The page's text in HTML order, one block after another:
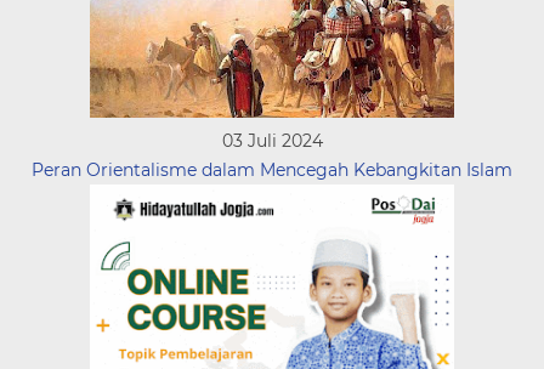
03 Juli 2024
Peran Orientalisme dalam Mencegah Kebangkitan Islam